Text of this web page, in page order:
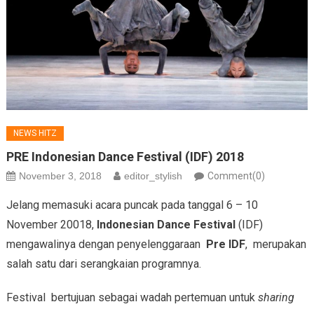
NEWS HITZ
PRE Indonesian Dance Festival (IDF) 2018
November 3, 2018 editor_stylish Comment(0)
Jelang memasuki acara puncak pada tanggal 6 – 10
November 20018, Indonesian Dance Festival (IDF)
mengawalinya dengan penyelenggaraan Pre IDF, merupakan
salah satu dari serangkaian programnya.
Festival bertujuan sebagai wadah pertemuan untuk sharing